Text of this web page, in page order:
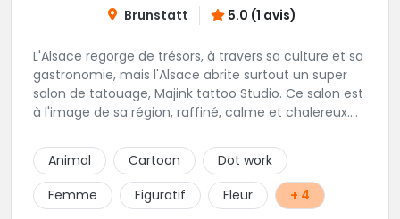
Brunstatt 5.0 (1 avis)
L'Alsace regorge de trésors, à travers sa culture et sa
gastronomie, mais l'Alsace abrite surtout un super
salon de tatouage, Majink tattoo Studio. Ce salon est
à l'image de sa région, raffiné, calme et chalereux.
découvrir son super shop !
Animal Cartoon
Dot work
Femme
Figuratif Fleur + 4